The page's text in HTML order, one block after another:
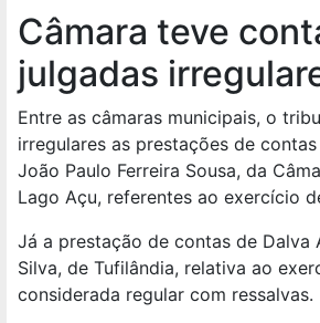
Câmara teve
julgadas
Entre as câmaras municipais, o
irregulares as prestações de
João Paulo Ferreira Sousa, da
Lago Açu, referentes ao exercício
Já a prestação de contas de Dalva
Silva, de Tufilândia, relativa ao
considerada regular com ressalvas.